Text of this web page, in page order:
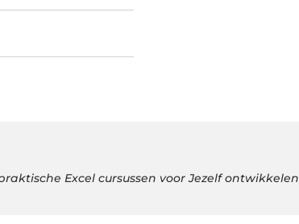
Excel cursussen voor Jezelf ontwikkelen